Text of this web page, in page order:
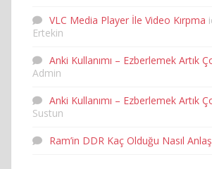
VLC Media Player İle Video Kırpma
Ertekin
Anki Kullanımı – Ezberlemek Artık
Admin
Anki Kullanımı – Ezberlemek Artık
Sustun
Ram’in DDR Kaç Olduğu Nasıl